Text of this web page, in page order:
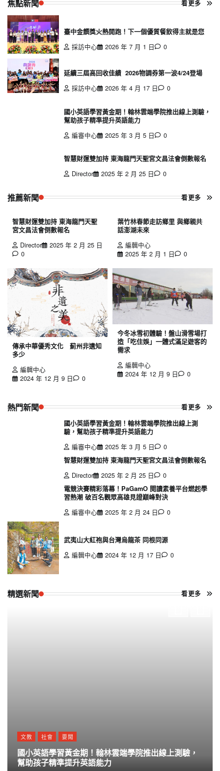
焦點新聞 看更多
臺中金饌獎火熱開跑！下一個優質餐飲得主就是您
採訪中心
2026 年 7 月 1 日 0
延續三屆高回收佳績 2026物調券第一波4/24登場
採訪中心
2026 年 4 月 17 日 0
國小英語學習黃金期！翰林雲端學院推出線上測驗，
幫助孩子精準提升英語能力
編審中心
2025 年 3 月 5 日 0
智慧財運雙加持 東海龍門天聖宮文昌法會倒數報名
Director
2025 年 2 月 25 日 0
推薦新聞 看更多
智慧財運雙加持 東海龍門天聖
宮文昌法會倒數報名
Director
2025 年 2 月 25 日
0
葉竹林春節走訪鄉里 與鄉親共
話澎湖未來
編輯中心
2025 年 2 月 1 日
0
傳承中華優秀文化 薊州非遺知
多少
編輯中心
2024 年 12 月 9 日
0
今冬冰雪初體驗！盤山滑雪場打
造「吃住娛」一體式滿足遊客的
需求
編輯中心
2024 年 12 月 9 日
0
熱門新聞 看更多
國小英語學習黃金期！翰林雲端學院推出線上測
驗，幫助孩子精準提升英語能力
編審中心
2025 年 3 月 5 日
0
智慧財運雙加持 東海龍門天聖宮文昌法會倒數報名
Director
2025 年 2 月 25 日
0
電競決賽精彩落幕！PaGamO 閱讀素養平台燃起學
習熱潮 破百名觀眾高雄見證巔峰對決
編審中心
2025 年 2 月 24 日 0
武夷山大紅袍與台灣烏龍茶 同根同源
編輯中心
2024 年 12 月 17 日 0
精選新聞 看更多
文教 社會 要聞
國小英語學習黃金期！翰林雲端學院推出線上測驗，
幫助孩子精準提升英語能力